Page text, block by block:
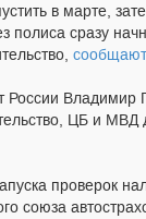
в марте,
полиса сразу
сообщают
Владимир
ЦБ и
проверок
союза